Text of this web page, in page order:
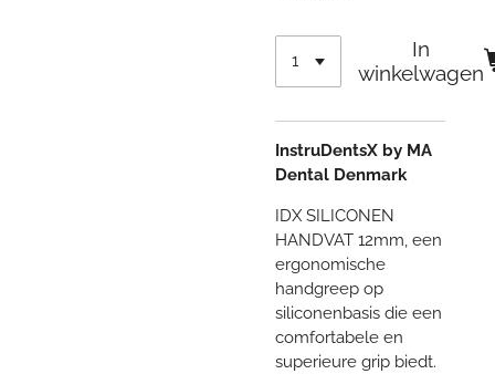
In
winkelwagen
InstruDentsX by MA
Dental Denmark
IDX SILICONEN
HANDVAT 12mm, een
ergonomische
handgreep op
siliconenbasis die een
comfortabele en
superieure grip biedt.